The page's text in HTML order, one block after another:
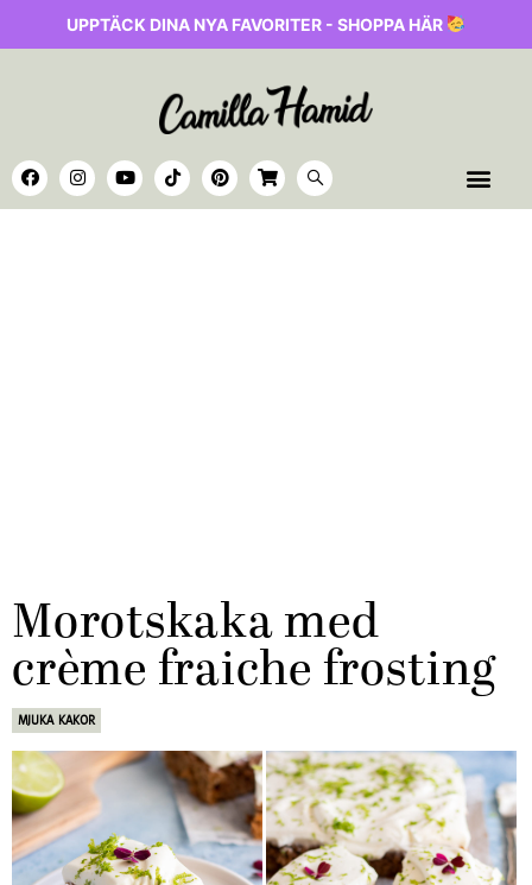
UPPTÄCK DINA NYA FAVORITER - SHOPPA HÄR
Morotskaka med
crème fraiche frosting
MJUKA KAKOR